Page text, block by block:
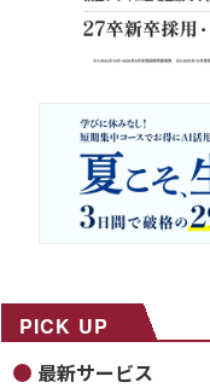
PICK UP
最新サービス